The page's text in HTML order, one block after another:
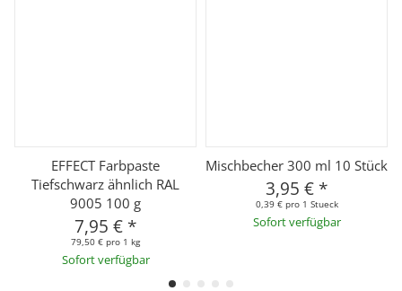
EFFECT Farbpaste
Tiefschwarz ähnlich RAL
9005 100 g
7,95 € *
79,50 € pro 1 kg
Sofort verfügbar
Mischbecher 300 ml 10 Stück
3,95 € *
0,39 € pro 1 Stueck
Sofort verfügbar